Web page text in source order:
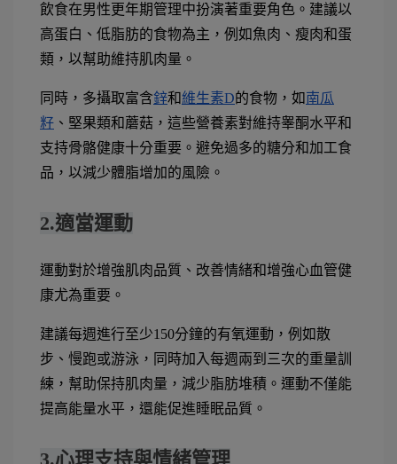
飲食在男性更年期管理中扮演著重要角色。建議以
高蛋白、低脂肪的食物為主，例如魚肉、瘦肉和蛋
類，以幫助維持肌肉量。
同時，多攝取富含鋅和維生素D的食物，如南瓜
籽 、堅果類和蘑菇，這些營養素對維持睾酮水平和
支持骨骼健康十分重要。避免過多的糖分和加工食
品，以減少體脂增加的風險。
2.適當運動
運動對於增強肌肉品質、改善情緒和增強心血管健
康尤為重要。
建議每週進行至少150分鐘的有氧運動，例如散
步、慢跑或游泳，同時加入每週兩到三次的重量訓
練，幫助保持肌肉量，減少脂肪堆積。運動不僅能
提高能量水平，還能促進睡眠品質。
3.心理支持與情緒管理